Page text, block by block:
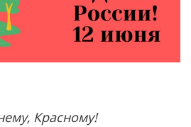
Красному!